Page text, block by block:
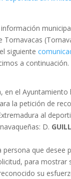
Tornavacas
siguiente
a continuación.
en el Ayuntamiento
la petición de
al
D.
persona que desee
para mostrar
su